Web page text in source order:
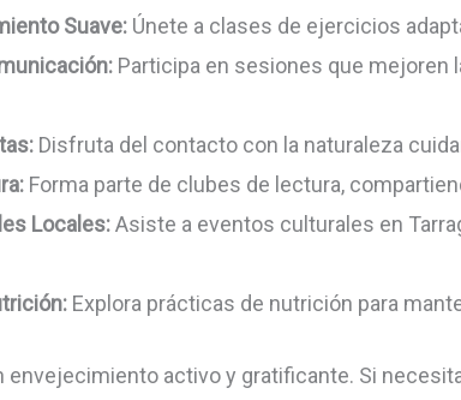
Suave: Únete a clases de ejercicios
Participa en sesiones que
Disfruta del contacto con la naturaleza
Forma parte de clubes de lectura,
Locales:Asiste a eventos culturales en
Explora prácticas de nutrición para
activo y gratificante. Si